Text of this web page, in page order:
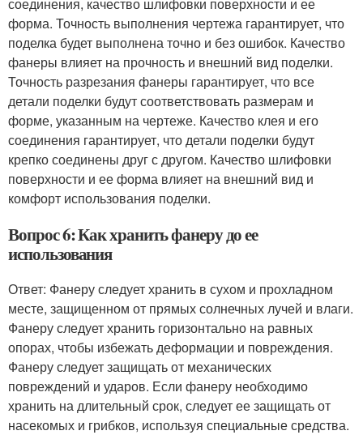
форма. Точность выполнения чертежа гарантирует, что
поделка будет выполнена точно и без ошибок. Качество
фанеры влияет на прочность и внешний вид поделки.
Точность разрезания фанеры гарантирует, что все
детали поделки будут соответствовать размерам и
форме, указанным на чертеже. Качество клея и его
соединения гарантирует, что детали поделки будут
крепко соединены друг с другом. Качество шлифовки
поверхности и ее форма влияет на внешний вид и
комфорт использования поделки.
Вопрос 6: Как хранить фанеру до ее
использования
Ответ: Фанеру следует хранить в сухом и прохладном
месте, защищенном от прямых солнечных лучей и влаги.
Фанеру следует хранить горизонтально на равных
опорах, чтобы избежать деформации и повреждения.
Фанеру следует защищать от механических
повреждений и ударов. Если фанеру необходимо
хранить на длительный срок, следует ее защищать от
насекомых и грибков, используя специальные средства.